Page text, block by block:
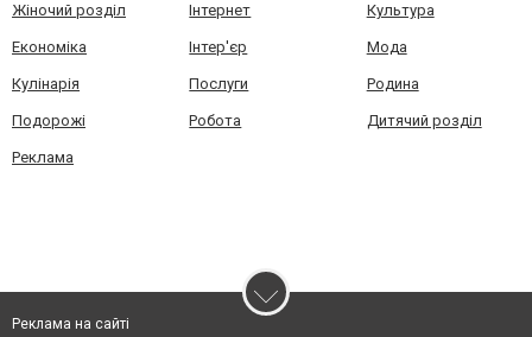
Жіночий розділ Інтернет Культура
Економіка Інтер'єр Мода
Кулінарія Послуги Родина
Подорожі Робота Дитячий розділ
Реклама
Реклама на сайті